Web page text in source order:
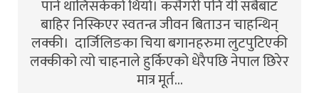
पार्न थालिसकेको थियो। कसैगरी पनि यी सबैबाट
बाहिर निस्किएर स्वतन्त्र जीवन बिताउन चाहन्थिन्
लक्की। दार्जिलिङका चिया बगानहरुमा लुटपुटिएकी
लक्कीको त्यो चाहनाले हुर्किएको धेरैपछि नेपाल छिरेर
मात्र मूर्त…